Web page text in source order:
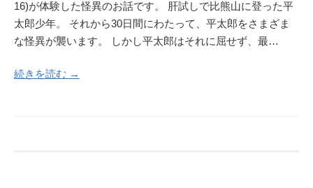
16)が体験した怪異のお話です。 肝試しで比熊山に登った平
太郎少年。 それから30日間にわたって、平太郎をさまざま
な怪異が襲います。 しかし平太郎はそれに屈せず、最…
続きを読む →